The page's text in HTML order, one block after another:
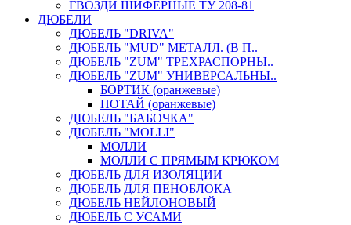
ГВОЗДИ ШИФЕРНЫЕ ТУ 208-81
ДЮБЕЛИ
ДЮБЕЛЬ "DRIVA"
ДЮБЕЛЬ "MUD" МЕТАЛЛ. (В П..
ДЮБЕЛЬ "ZUM" ТРЕХРАСПОРНЫ..
ДЮБЕЛЬ "ZUM" УНИВЕРСАЛЬНЫ..
БОРТИК (оранжевые)
ПОТАЙ (оранжевые)
ДЮБЕЛЬ "БАБОЧКА"
ДЮБЕЛЬ "МOLLI"
МОЛЛИ
МОЛЛИ С ПРЯМЫМ КРЮКОМ
ДЮБЕЛЬ ДЛЯ ИЗОЛЯЦИИ
ДЮБЕЛЬ ДЛЯ ПЕНОБЛОКА
ДЮБЕЛЬ НЕЙЛОНОВЫЙ
ДЮБЕЛЬ С УСАМИ